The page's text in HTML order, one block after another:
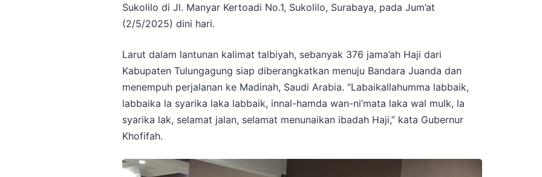
Sukolilo di Jl. Manyar Kertoadi No.1, Sukolilo, Surabaya, pada Jum’at
(2/5/2025) dini hari.
Larut dalam lantunan kalimat talbiyah, sebanyak 376 jama’ah Haji dari
Kabupaten Tulungagung siap diberangkatkan menuju Bandara Juanda dan
menempuh perjalanan ke Madinah, Saudi Arabia. “Labaikallahumma labbaik,
labbaika la syarika laka labbaik, innal-hamda wan-ni’mata laka wal mulk, la
syarika lak, selamat jalan, selamat menunaikan ibadah Haji,” kata Gubernur
Khofifah.